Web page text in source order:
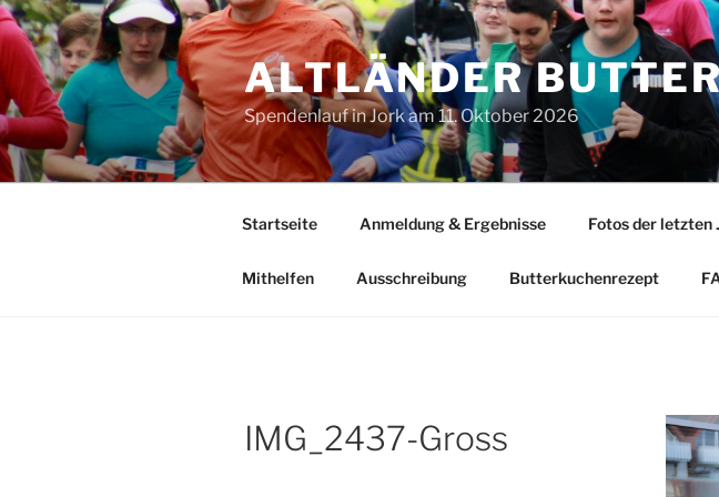
Zum
Inhalt
springen
ALTLÄNDER
Spendenlauf in Jork am 11. Oktober 2026
Startseite Anmeldung & Ergebnisse Fotos der letzten
Mithelfen Ausschreibung Butterkuchenrezept
IMG_2437-Gross